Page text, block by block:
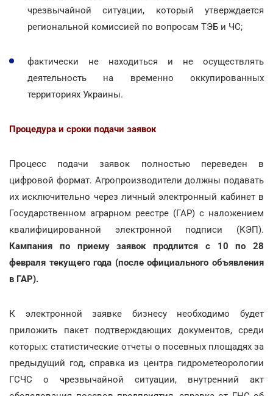
чрезвычайной ситуации, который утверждается
региональной комиссией по вопросам ТЭБ и ЧС;
фактически не находиться и не осуществлять
деятельность на временно оккупированных
территориях Украины.
Процедура и сроки подачи заявок
Процесс подачи заявок полностью переведен в
цифровой формат. Агропроизводители должны подавать
их исключительно через личный электронный кабинет в
Государственном аграрном реестре (ГАР) с наложением
квалифицированной электронной подписи (КЭП).
Кампания по приему заявок продлится с 10 по 28
февраля текущего года (после официального объявления
в ГАР).
К электронной заявке бизнесу необходимо будет
приложить пакет подтверждающих документов, среди
которых: статистические отчеты о посевных площадях за
предыдущий год, справка из центра гидрометеорологии
ГСЧС о чрезвычайной ситуации, внутренний акт